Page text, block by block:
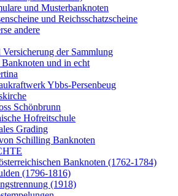
und Musterbanknoten
und Reichsschatzscheine
andere
Versicherung der Sammlung
und in echt
Ybbs-Persenbeug
Schönbrunn
Hofreitschule
Grading
Schilling Banknoten
Banknoten (1762-1784)
(1796-1816)
(1918)